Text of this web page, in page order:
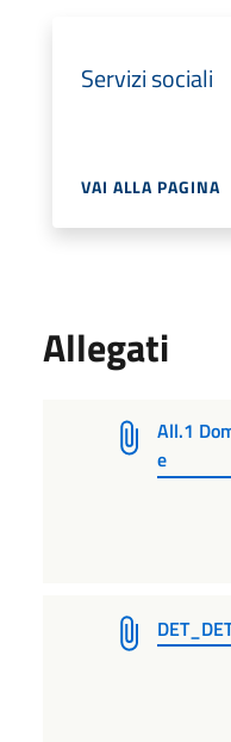
Servizi sociali
VAI ALLA PAGINA
Allegati
All.1
e